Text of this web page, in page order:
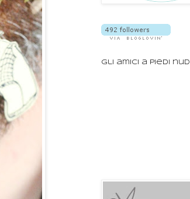
Gli amici a piedi nudi